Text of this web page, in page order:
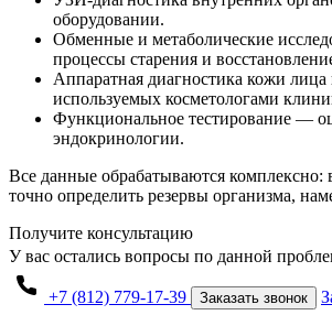
оборудовании.
Обменные и метаболические
процессы старения и
Аппаратная диагностика кожи
используемых косметологами
Функциональное тестирование —
эндокринологии.
Все данные обрабатываются комплексно:
точно определить резервы организма,
Получите консультацию
У вас остались вопросы по данной
+7 (812) 779-17-39 Заказать звонок